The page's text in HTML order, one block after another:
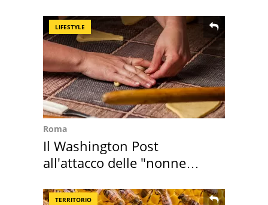
LIFESTYLE
Roma
Il Washington Post
all'attacco delle "nonne
TERRITORIO